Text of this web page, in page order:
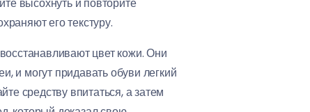
его текстуру.
цвет кожи. Они
и могут придавать обуви легкий
средству впитаться, а затем